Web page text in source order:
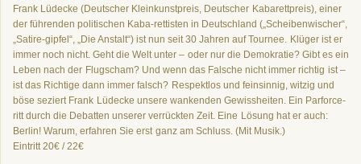
Frank Lüdecke (Deutscher Kleinkunstpreis, Deutscher Kabarettpreis), einer
der führenden politischen Kaba-rettisten in Deutschland („Scheibenwischer“,
„Satire-gipfel“, „Die Anstalt“) ist nun seit 30 Jahren auf Tournee. Klüger ist er
immer noch nicht. Geht die Welt unter – oder nur die Demokratie? Gibt es ein
Leben nach der Flugscham? Und wenn das Falsche nicht immer richtig ist –
ist das Richtige dann immer falsch? Respektlos und feinsinnig, witzig und
böse seziert Frank Lüdecke unsere wankenden Gewissheiten. Ein Parforce-
ritt durch die Debatten unserer verrückten Zeit. Eine Lösung hat er auch:
Berlin! Warum, erfahren Sie erst ganz am Schluss. (Mit Musik.)
Eintritt 20€ / 22€